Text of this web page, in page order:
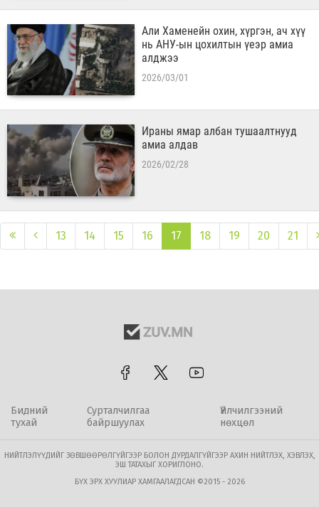
Али Хаменейн охин, хүргэн, ач хүү
нь АНУ-ын цохилтын үеэр амиа
алджээ
2026/03/01
Ираны ямар албан тушаалтнууд
амиа алдав
2026/02/28
13 14 15 16 17 18 19 20 21
Бидний
тухай
Сурталчилгаа
байршуулах
Үйлчилгээний
нөхцөл
НИЙТЛЭЛҮҮДИЙГ ЗӨВШӨӨРӨЛГҮЙГЭЭР БОЛОН ДУРДАЛГҮЙГЭЭР АХИН НИЙТЛЭХ, ХЭВЛЭХ,
ЭШ ТАТАХЫГ ХОРИГЛОНО.
БҮХ ЭРХ ХУУЛИАР ХАМГААЛАГДСАН ©2015 - 2026